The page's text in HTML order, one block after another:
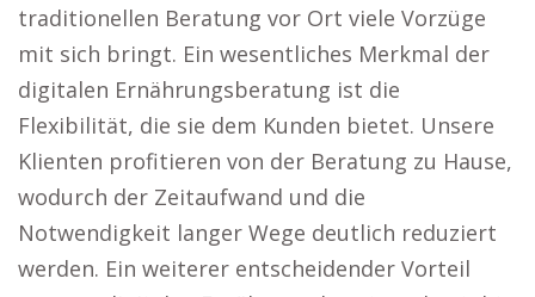
traditionellen Beratung vor Ort viele Vorzüge
mit sich bringt. Ein wesentliches Merkmal der
digitalen Ernährungsberatung ist die
Flexibilität, die sie dem Kunden bietet. Unsere
Klienten profitieren von der Beratung zu Hause,
wodurch der Zeitaufwand und die
Notwendigkeit langer Wege deutlich reduziert
werden. Ein weiterer entscheidender Vorteil